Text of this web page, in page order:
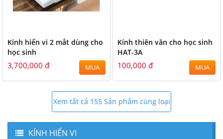
Kính hiển vi 2 mắt dùng cho
học sinh
3,700,000 đ MUA
Kính thiên văn cho học sinh
HAT-3A
100,000 đ MUA
Xem tất cả 155 Sản phẩm cùng loại
KÍNH HIỂN VI